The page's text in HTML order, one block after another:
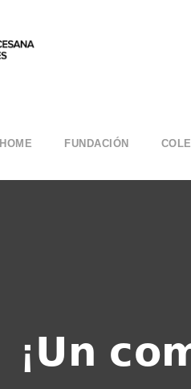
HOME FUNDACIÓN
¡𝗨𝗻